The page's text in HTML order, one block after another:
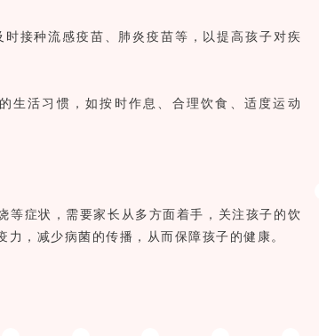
接种流感疫苗、肺炎疫苗等，以提高孩子对疾
生活习惯，如按时作息、合理饮食、适度运动
等症状，需要家长从多方面着手，关注孩子的饮
，减少病菌的传播，从而保障孩子的健康。